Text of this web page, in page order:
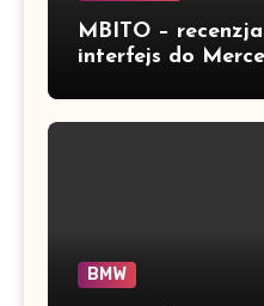
MBITO –
interfejs do
BMW